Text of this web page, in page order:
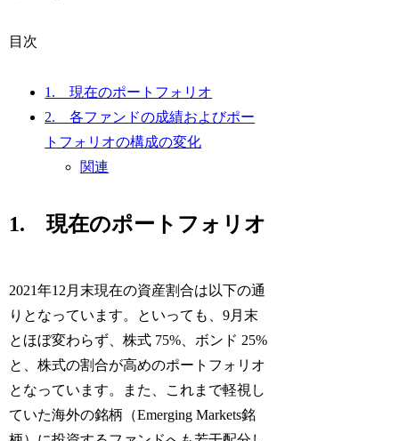
目次
1. 現在のポートフォリオ
2. 各ファンドの成績およびポー
トフォリオの構成の変化
関連
1. 現在のポートフォリオ
2021年12月末現在の資産割合は以下の通
りとなっています。といっても、9月末
とほぼ変わらず、株式 75%、ボンド 25%
と、株式の割合が高めのポートフォリオ
となっています。また、これまで軽視し
ていた海外の銘柄（Emerging Markets銘